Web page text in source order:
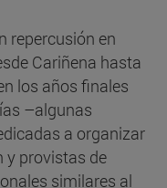
repercusión en
Cariñena hasta
los años finales
–algunas
a organizar
y provistas de
similares al